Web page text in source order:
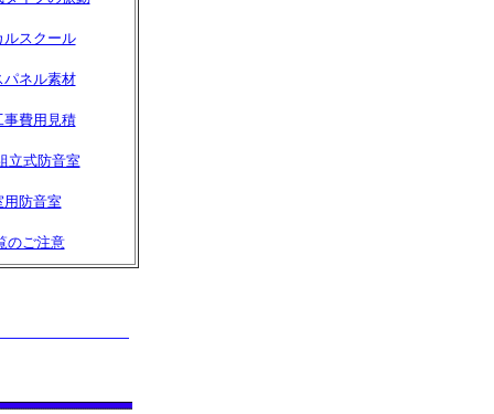
ルスクール
パネル素材
事費用見積
立式防音室
用防音室
のご注意